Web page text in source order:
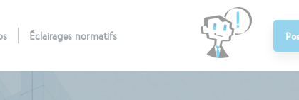
Éclairages normatifs